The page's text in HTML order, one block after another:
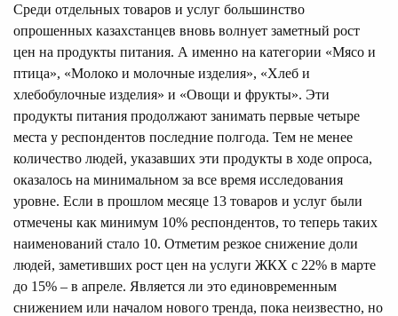
Среди отдельных товаров и услуг большинство
опрошенных казахстанцев вновь волнует заметный рост
цен на продукты питания. А именно на категории «Мясо и
птица», «Молоко и молочные изделия», «Хлеб и
хлебобулочные изделия» и «Овощи и фрукты». Эти
продукты питания продолжают занимать первые четыре
места у респондентов последние полгода. Тем не менее
количество людей, указавших эти продукты в ходе опроса,
оказалось на минимальном за все время исследования
уровне. Если в прошлом месяце 13 товаров и услуг были
отмечены как минимум 10% респондентов, то теперь таких
наименований стало 10. Отметим резкое снижение доли
людей, заметивших рост цен на услуги ЖКХ с 22% в марте
до 15% – в апреле. Является ли это единовременным
снижением или началом нового тренда, пока неизвестно, но